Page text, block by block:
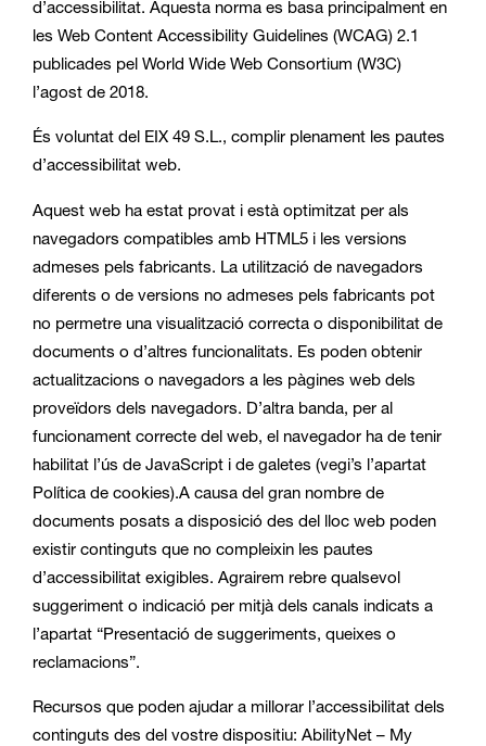
d’accessibilitat. Aquesta norma es basa principalment en
les Web Content Accessibility Guidelines (WCAG) 2.1
publicades pel World Wide Web Consortium (W3C)
l’agost de 2018.
És voluntat del EIX 49 S.L., complir plenament les pautes
d’accessibilitat web.
Aquest web ha estat provat i està optimitzat per als
navegadors compatibles amb HTML5 i les versions
admeses pels fabricants. La utilització de navegadors
diferents o de versions no admeses pels fabricants pot
no permetre una visualització correcta o disponibilitat de
documents o d’altres funcionalitats. Es poden obtenir
actualitzacions o navegadors a les pàgines web dels
proveïdors dels navegadors. D’altra banda, per al
funcionament correcte del web, el navegador ha de tenir
habilitat l’ús de JavaScript i de galetes (vegi’s l’apartat
Política de cookies).A causa del gran nombre de
documents posats a disposició des del lloc web poden
existir continguts que no compleixin les pautes
d’accessibilitat exigibles. Agrairem rebre qualsevol
suggeriment o indicació per mitjà dels canals indicats a
l’apartat “Presentació de suggeriments, queixes o
reclamacions”.
Recursos que poden ajudar a millorar l’accessibilitat dels
continguts des del vostre dispositiu: AbilityNet – My